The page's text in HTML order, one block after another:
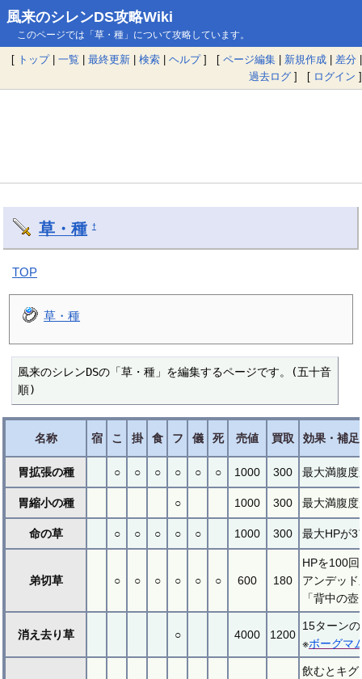
風来のシレンDS攻略Wiki
このページでは「草・種」について攻略しています。
[ トップ| 一覧 | 最終更新 | 検索 | ヘルプ] [ ページ編集 | 新規作成 | 差分 |
過去ログ ] [ ログイン ]
草・種 †
TOP
草・種
風来のシレンDSの「草・種」を編集するページです。(五十音
順)
名称 宿 こ 掛 食 フ 儀 死 売値 買取 効果・補足
胃拡張の種 ○ ○ ○ ○ ○ ○ 1000 300 最大満腹度
胃縮小の種 ○ 1000 300 最大満腹度
命の草 ○ ○ ○ ○ ○ 1000 300 最大HPが3
弟切草 ○ ○ ○ ○ ○ ○ 600 180
HPを100
アンデッ
「背中の
消え去り草 ○ 4000 1200
15ターン
※ボーグマ
飲むとキグ